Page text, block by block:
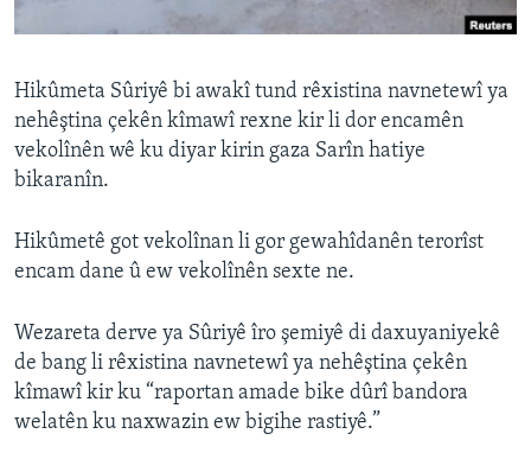
Learning English
FOLLOW US
Zimanên Din
Hikûmeta Sûriyê bi awakî tund rêxistina navnetewî ya
nehêştina çekên kîmawî rexne kir li dor encamên
vekolînên wê ku diyar kirin gaza Sarîn hatiye
bikaranîn.
Hikûmetê got vekolînan li gor gewahîdanên terorîst
encam dane û ew vekolînên sexte ne.
Wezareta derve ya Sûriyê îro şemiyê di daxuyaniyekê
de bang li rêxistina navnetewî ya nehêştina çekên
kîmawî kir ku “raportan amade bike dûrî bandora
welatên ku naxwazin ew bigihe rastiyê.”